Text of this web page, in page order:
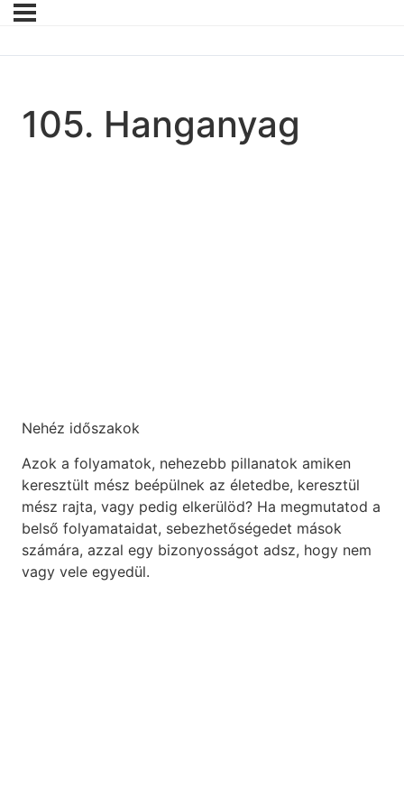
105. Hanganyag
Nehéz időszakok
Azok a folyamatok, nehezebb pillanatok amiken
keresztült mész beépülnek az életedbe, keresztül
mész rajta, vagy pedig elkerülöd? Ha megmutatod a
belső folyamataidat, sebezhetőségedet mások
számára, azzal egy bizonyosságot adsz, hogy nem
vagy vele egyedül.